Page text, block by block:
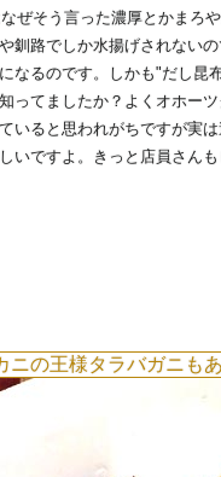
ぜそう言った濃厚とかまろ
釧路でしか水揚げされない
なるのです。しかも"だし
ってましたか？よくオホー
いると思われがちですが実
いですよ。きっと店員さん
ニの王様タラバガニも